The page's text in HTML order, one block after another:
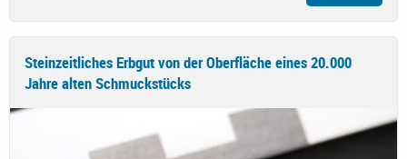
Steinzeitliches Erbgut von der Oberfläche eines 20.000
Jahre alten Schmuckstücks